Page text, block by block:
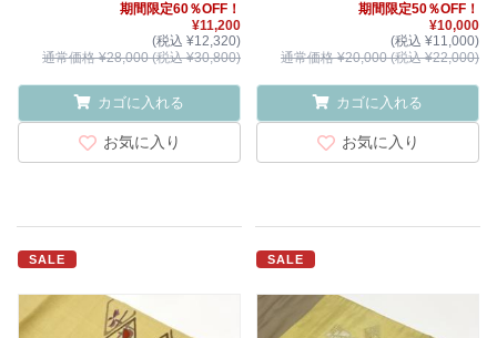
期間限定60％OFF！
¥11,200
(税込 ¥12,320)
通常価格 ¥28,000 (税込 ¥30,800)
カゴに入れる
お気に入り
期間限定50％OFF！
¥10,000
(税込 ¥11,000)
通常価格 ¥20,000 (税込 ¥22,000)
カゴに入れる
お気に入り
SALE SALE